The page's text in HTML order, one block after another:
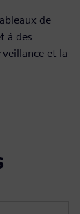
de
à des
et la